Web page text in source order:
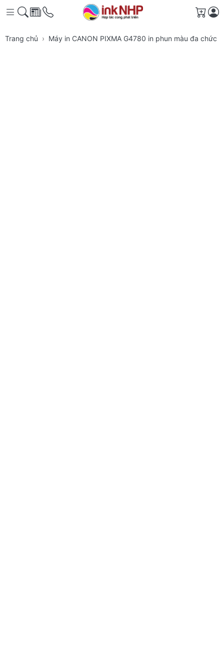
Giỏ
Trang chủ Máy in CANON PIXMA G4780 in phun màu đa chức